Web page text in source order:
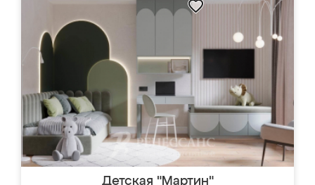
Детская "Мартин"